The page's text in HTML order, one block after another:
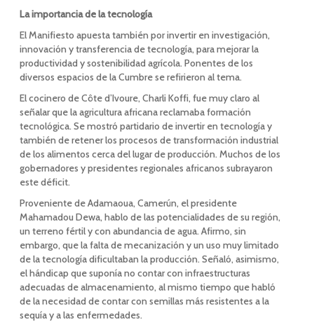
La importancia de la tecnología
El Manifiesto apuesta también por invertir en investigación,
innovación y transferencia de tecnología, para mejorar la
productividad y sostenibilidad agrícola. Ponentes de los
diversos espacios de la Cumbre se refirieron al tema.
El cocinero de Côte d’Ivoure, Charli Koffi, fue muy claro al
señalar que la agricultura africana reclamaba formación
tecnológica. Se mostró partidario de invertir en tecnología y
también de retener los procesos de transformación industrial
de los alimentos cerca del lugar de producción. Muchos de los
gobernadores y presidentes regionales africanos subrayaron
este déficit.
Proveniente de Adamaoua, Camerún, el presidente
Mahamadou Dewa, hablo de las potencialidades de su región,
un terreno fértil y con abundancia de agua. Afirmo, sin
embargo, que la falta de mecanización y un uso muy limitado
de la tecnología dificultaban la producción. Señaló, asimismo,
el hándicap que suponía no contar con infraestructuras
adecuadas de almacenamiento, al mismo tiempo que habló
de la necesidad de contar con semillas más resistentes a la
sequía y a las enfermedades.